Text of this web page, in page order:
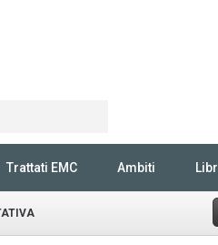
Trattati EMC Ambiti